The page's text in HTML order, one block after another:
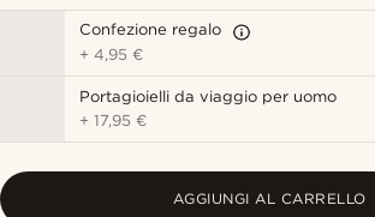
Confezione regalo
+4,95 €
Portagioielli da viaggio per uomo
+17,95 €
AGGIUNGI AL CARRELLO